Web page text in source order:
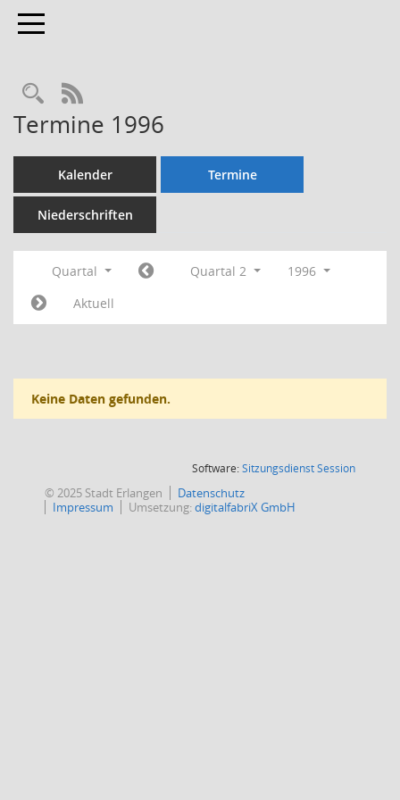
Toggle navigation
Rechercheauswahl
RSS-Feed
Termine 1996
Kalender Termine
Niederschriften
Quartal Quartal 2
1996
Aktuell
Keine Daten gefunden.
Software:SitzungsdienstSession(Wird in
© 2025 Stadt Erlangen
Datenschutz
Impressum
Umsetzung:digitalfabriX GmbH